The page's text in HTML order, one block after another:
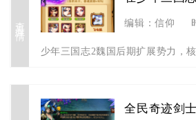
查看详情 编辑：信仰